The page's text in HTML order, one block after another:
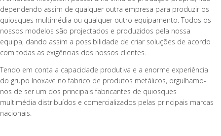
dependendo assim de qualquer outra empresa para produzir os
quiosques multimédia ou qualquer outro equipamento. Todos os
nossos modelos são projectados e produzidos pela nossa
equipa, dando assim a possibilidade de criar soluções de acordo
com todas as exigências dos nossos clientes.
Tendo em conta a capacidade produtiva e a enorme experiência
do grupo Inoxave no fabrico de produtos metálicos, orgulhamo-
nos de ser um dos principais fabricantes de quiosques
multimédia distribuídos e comercializados pelas principais marcas
nacionais.